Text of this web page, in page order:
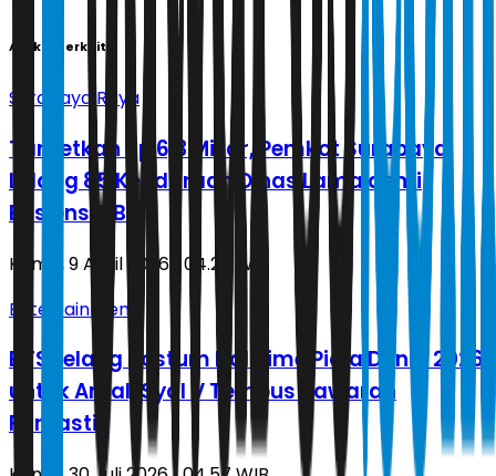
Artikel Terkait
Surabaya Raya
Targetkan Rp 6,3 Miliar, Pemkot Surabaya
Lelang 85 Kendaraan Dinas Lama demi
Efisiensi BBM
Kamis, 9 April 2026 | 04.20 WIB
Entertainment
BTS Lelang Kostum Halftime Piala Dunia 2026
untuk Amal, Syal V Tembus Tawaran
Fantastis